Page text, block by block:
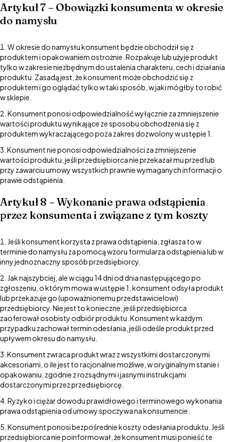
Artykuł 7 – Obowiązki konsumenta w okresie
do namysłu
W okresie do namysłu konsument będzie obchodził się z
produktem i opakowaniem ostrożnie. Rozpakuje lub użyje produkt
tylko w zakresie niezbędnym do ustalenia charakteru, cech i działania
produktu. Zasadą jest, że konsument może obchodzić się z
produktem i go oglądać tylko w taki sposób, w jaki mógłby to robić
w sklepie.
Konsument ponosi odpowiedzialność wyłącznie za zmniejszenie
wartości produktu wynikające ze sposobu obchodzenia się z
produktem wykraczającego poza zakres dozwolony w ustępie 1.
Konsument nie ponosi odpowiedzialności za zmniejszenie
wartości produktu, jeśli przedsiębiorca nie przekazał mu przed lub
przy zawarciu umowy wszystkich prawnie wymaganych informacji o
prawie odstąpienia.
Artykuł 8 – Wykonanie prawa odstąpienia
przez konsumenta i związane z tym koszty
Jeśli konsument korzysta z prawa odstąpienia, zgłasza to w
terminie do namysłu za pomocą wzoru formularza odstąpienia lub w
inny jednoznaczny sposób przedsiębiorcy.
Jak najszybciej, ale w ciągu 14 dni od dnia następującego po
zgłoszeniu, o którym mowa w ustępie 1, konsument odsyła produkt
lub przekazuje go (upoważnionemu przedstawicielowi)
przedsiębiorcy. Nie jest to konieczne, jeśli przedsiębiorca
zaoferował osobisty odbiór produktu. Konsument w każdym
przypadku zachował termin odesłania, jeśli odeśle produkt przed
upływem okresu do namysłu.
Konsument zwraca produkt wraz z wszystkimi dostarczonymi
akcesoriami, o ile jest to racjonalnie możliwe, w oryginalnym stanie i
opakowaniu, zgodnie z rozsądnymi i jasnymi instrukcjami
dostarczonymi przez przedsiębiorcę.
Ryzyko i ciężar dowodu prawidłowego i terminowego wykonania
prawa odstąpienia od umowy spoczywa na konsumencie.
Konsument ponosi bezpośrednie koszty odesłania produktu. Jeśli
przedsiębiorca nie poinformował, że konsument musi ponieść te